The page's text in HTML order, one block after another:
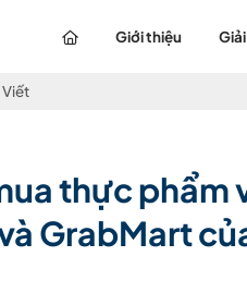
Giới thiệu
Viết
thực phẩm
GrabMart